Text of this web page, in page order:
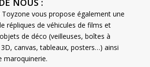
NOUS :
vous propose également une
répliques de véhicules de films et
de déco (veilleuses, boîtes à
canvas, tableaux, posters…) ainsi
maroquinerie.